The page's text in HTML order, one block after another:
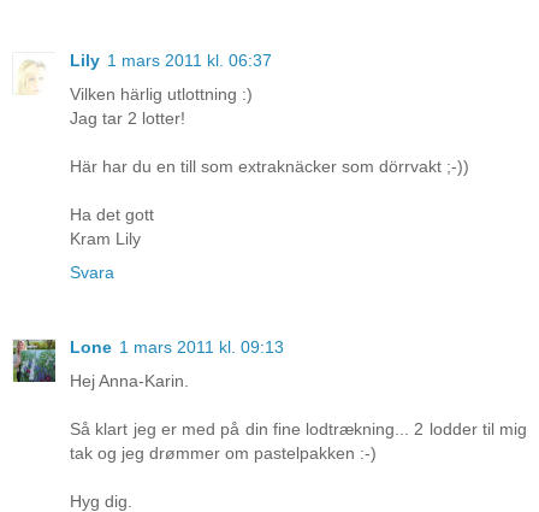
Lily 1 mars 2011 kl. 06:37
Vilken härlig utlottning :)
Jag tar 2 lotter!
Här har du en till som extraknäcker som dörrvakt ;-))
Ha det gott
Kram Lily
Svara
Lone 1 mars 2011 kl. 09:13
Hej Anna-Karin.
Så klart jeg er med på din fine lodtrækning... 2 lodder til mig
tak og jeg drømmer om pastelpakken :-)
Hyg dig.